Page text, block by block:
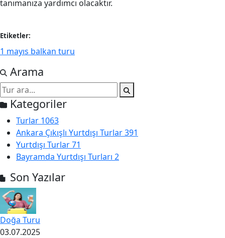
tanımanıza yardımcı olacaktır.
Etiketler:
1 mayıs balkan turu
Arama
Kategoriler
Turlar 1063
Ankara Çıkışlı Yurtdışı Turlar391
Yurtdışı Turlar71
Bayramda Yurtdışı Turları 2
Son Yazılar
Doğa Turu
03.07.2025